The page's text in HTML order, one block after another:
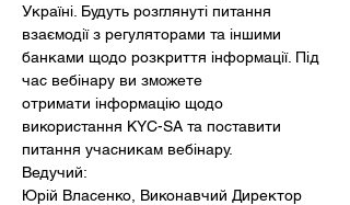
Україні. Будуть розглянуті питання
взаємодії з регуляторами та іншими
банками щодо розкриття інформації. Під
час вебінару ви зможете
отримати інформацію щодо
використання KYC-SA та поставити
питання учасникам вебінару.
Ведучий:
Юрій Власенко, Виконавчий Директор